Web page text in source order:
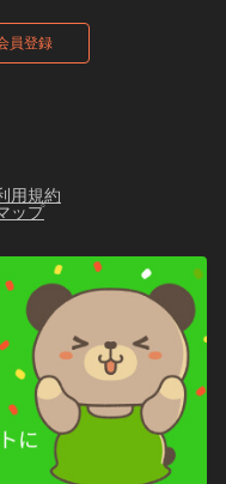
員登録
用規約
ップ